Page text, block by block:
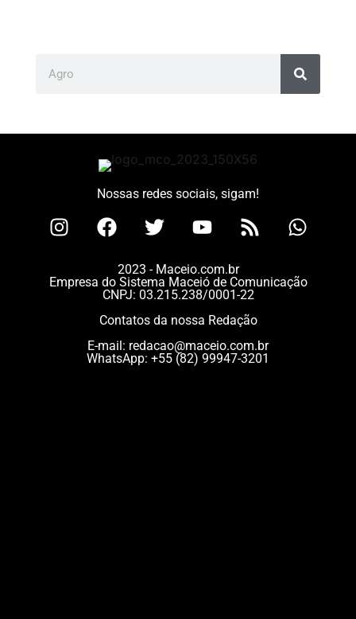
Nossas redes sociais, sigam!
2023 - Maceio.com.br
Empresa do Sistema Maceió de Comunicação
CNPJ: 03.215.238/0001-22
Contatos da nossa Redação
E-mail: redacao@maceio.com.br
WhatsApp: +55 (82) 99947-3201